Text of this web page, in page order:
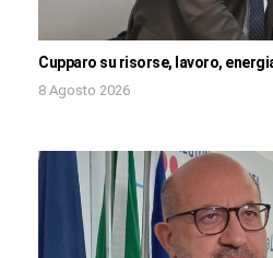
Cupparo su risorse, lavoro,
8 Agosto 2026